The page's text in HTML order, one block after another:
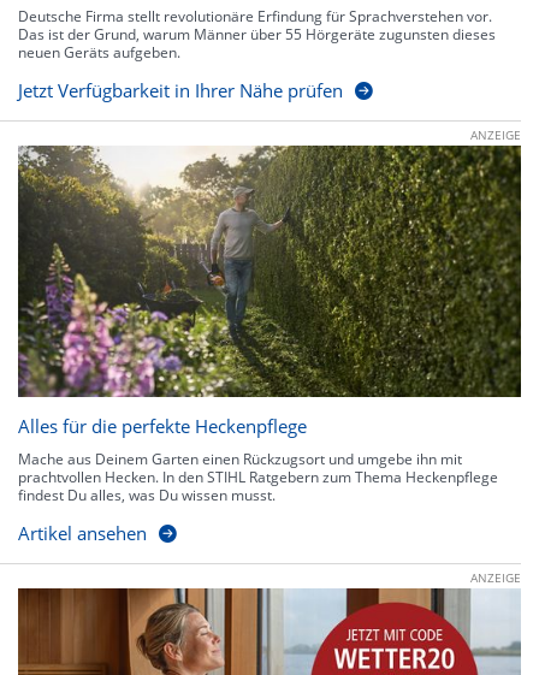
Deutsche Firma stellt revolutionäre Erfindung für Sprachverstehen vor.
Das ist der Grund, warum Männer über 55 Hörgeräte zugunsten dieses
neuen Geräts aufgeben.
Jetzt Verfügbarkeit in Ihrer Nähe prüfen
ANZEIGE
Alles für die perfekte Heckenpflege
Mache aus Deinem Garten einen Rückzugsort und umgebe ihn mit
prachtvollen Hecken. In den STIHL Ratgebern zum Thema Heckenpflege
findest Du alles, was Du wissen musst.
Artikel ansehen
ANZEIGE